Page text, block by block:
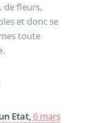
de fleurs,
et donc se
toute
Etat,6 mars